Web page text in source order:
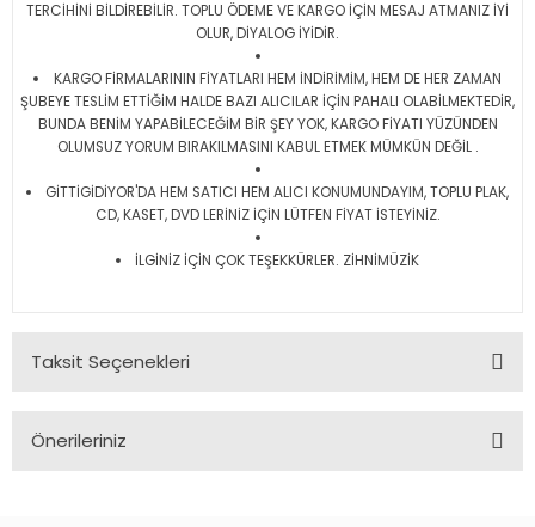
TERCİHİNİ BİLDİREBİLİR. TOPLU ÖDEME VE KARGO İÇİN MESAJ ATMANIZ İYİ
OLUR, DİYALOG İYİDİR.
KARGO FİRMALARININ FİYATLARI HEM İNDİRİMİM, HEM DE HER ZAMAN
ŞUBEYE TESLİM ETTİĞİM HALDE BAZI ALICILAR İÇİN PAHALI OLABİLMEKTEDİR,
BUNDA BENİM YAPABİLECEĞİM BİR ŞEY YOK, KARGO FİYATI YÜZÜNDEN
OLUMSUZ YORUM BIRAKILMASINI KABUL ETMEK MÜMKÜN DEĞİL .
GİTTİGİDİYOR'DA HEM SATICI HEM ALICI KONUMUNDAYIM, TOPLU PLAK,
CD, KASET, DVD LERİNİZ İÇİN LÜTFEN FİYAT İSTEYİNİZ.
İLGİNİZ İÇİN ÇOK TEŞEKKÜRLER. ZİHNİMÜZİK
Taksit Seçenekleri
Önerileriniz